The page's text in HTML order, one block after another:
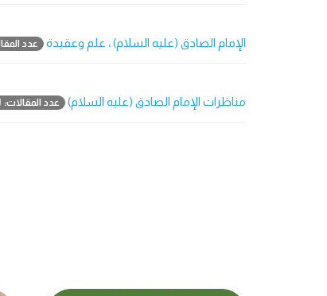
الإمام الصادق (عليه السلام) ، علم وعقيدة عدد
مناظرات الإمام الصادق (عليه السلام) عدد المقالات: 21